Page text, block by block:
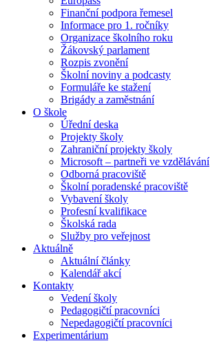
Finanční podpora řemesel
Informace pro 1. ročníky
Organizace školního roku
Žákovský parlament
Rozpis zvonění
Školní noviny a podcasty
Formuláře ke stažení
Brigády a zaměstnání
O škole
Úřední deska
Projekty školy
Zahraniční projekty školy
Microsoft – partneři ve vzdělávání
Odborná pracoviště
Školní poradenské pracoviště
Vybavení školy
Profesní kvalifikace
Školská rada
Služby pro veřejnost
Aktuálně
Aktuální články
Kalendář akcí
Kontakty
Vedení školy
Pedagogičtí pracovníci
Nepedagogičtí pracovníci
Experimentárium